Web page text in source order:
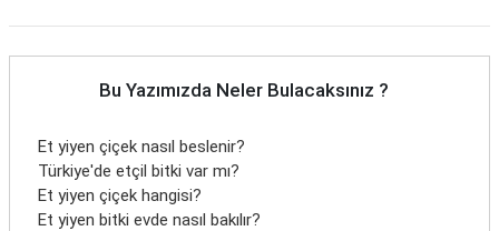
Bu Yazımızda Neler Bulacaksınız ?
Et yiyen çiçek nasıl beslenir?
Türkiye'de etçil bitki var mı?
Et yiyen çiçek hangisi?
Et yiyen bitki evde nasıl bakılır?